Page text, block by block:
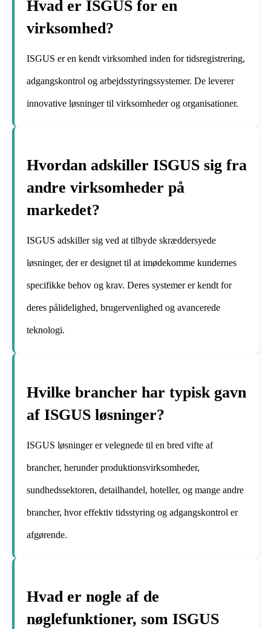
Hvad er ISGUS for en
virksomhed?
ISGUS er en kendt virksomhed inden for tidsregistrering,
adgangskontrol og arbejdsstyringssystemer. De leverer
innovative løsninger til virksomheder og organisationer.
Hvordan adskiller ISGUS sig fra
andre virksomheder på
markedet?
ISGUS adskiller sig ved at tilbyde skræddersyede
løsninger, der er designet til at imødekomme kundernes
specifikke behov og krav. Deres systemer er kendt for
deres pålidelighed, brugervenlighed og avancerede
teknologi.
Hvilke brancher har typisk gavn
af ISGUS løsninger?
ISGUS løsninger er velegnede til en bred vifte af
brancher, herunder produktionsvirksomheder,
sundhedssektoren, detailhandel, hoteller, og mange andre
brancher, hvor effektiv tidsstyring og adgangskontrol er
afgørende.
Hvad er nogle af de
nøglefunktioner, som ISGUS